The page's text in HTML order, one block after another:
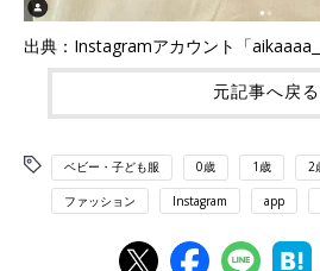
出典：Instagramアカウント「
元記事へ戻る
ベビー・子ども服 0歳 1歳 2
ファッション Instagram app